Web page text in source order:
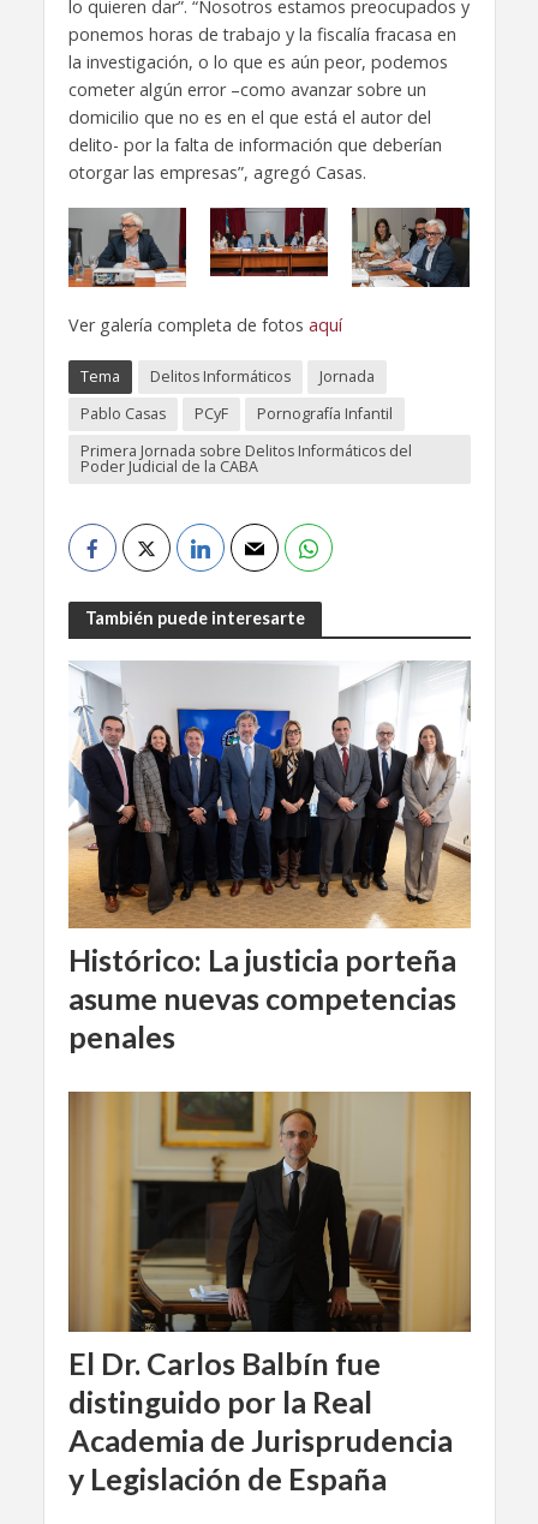
lo quieren dar”. “Nosotros estamos preocupados y
ponemos horas de trabajo y la fiscalía fracasa en
la investigación, o lo que es aún peor, podemos
cometer algún error –como avanzar sobre un
domicilio que no es en el que está el autor del
delito- por la falta de información que deberían
otorgar las empresas”, agregó Casas.
Ver galería completa de fotos aquí
Tema Delitos Informáticos
Jornada
Pablo Casas
PCyF
Pornografía Infantil
Primera Jornada sobre Delitos Informáticos del
Poder Judicial de la CABA
También puede interesarte
Histórico: La justicia porteña
asume nuevas competencias
penales
El Dr. Carlos Balbín fue
distinguido por la Real
Academia de Jurisprudencia
y Legislación de España